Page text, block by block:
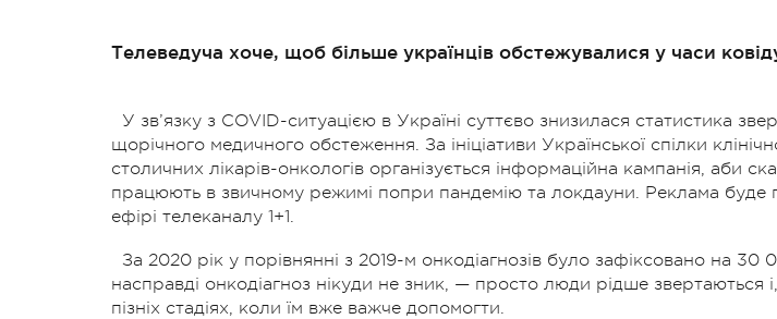
Телеведуча хоче, щоб більше українців обстежувалися у часи
У зв’язку з COVID-ситуацією в Україні суттєво знизилася статистика
щорічного медичного обстеження. За ініціативи Української спілки
столичних лікарів-онкологів організується інформаційна кампанія, аби
працюють в звичному режимі попри пандемію та локдауни. Реклама буде
ефірі телеканалу 1+1.
За 2020 рік у порівнянні з 2019-м онкодіагнозів було зафіксовано на
насправді онкодіагноз нікуди не зник, — просто люди рідше звертаються
пізніх стадіях, коли їм вже важче допомогти.